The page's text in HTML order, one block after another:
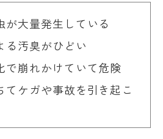
が大量発生している
る汚臭がひどい
で崩れかけていて危険
てケガや事故を引き起こ